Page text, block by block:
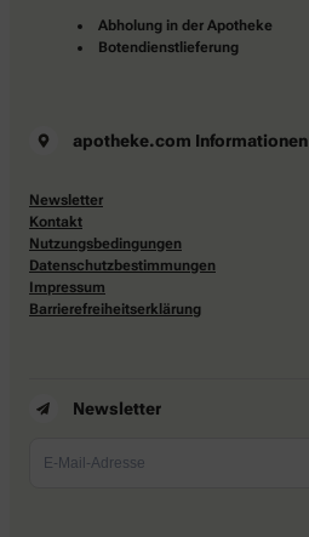
Abholung in der Apotheke
Botendienstlieferung
apotheke.com Informationen
Newsletter
Kontakt
Nutzungsbedingungen
Datenschutzbestimmungen
Impressum
Barrierefreiheitserklärung
Newsletter